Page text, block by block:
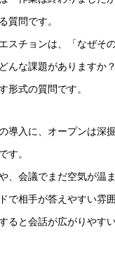
質問です。
スチョンは、「なぜそ
んな課題がありますか
形式の質問です。
導入に、オープンは深
す。
、会議でまだ空気が温
で相手が答えやすい雰
ると会話が広がりやすい